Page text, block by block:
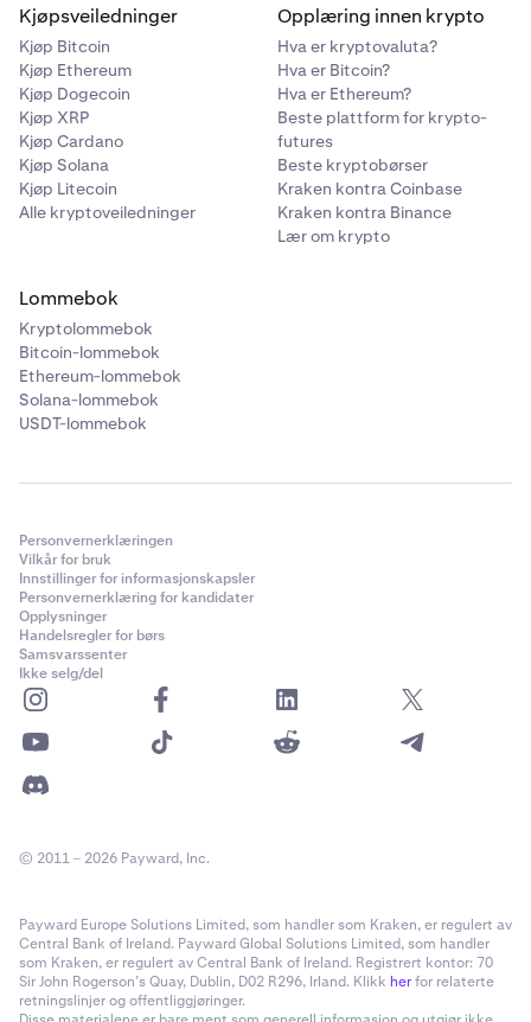
Kjøpsveiledninger
Kjøp Bitcoin
Kjøp Ethereum
Kjøp Dogecoin
Kjøp XRP
Kjøp Cardano
Kjøp Solana
Kjøp Litecoin
Alle kryptoveiledninger
Opplæring innen krypto
Hva er kryptovaluta?
Hva er Bitcoin?
Hva er Ethereum?
Beste plattform for krypto-
futures
Beste kryptobørser
Kraken kontra Coinbase
Kraken kontra Binance
Lær om krypto
Lommebok
Kryptolommebok
Bitcoin-lommebok
Ethereum-lommebok
Solana-lommebok
USDT-lommebok
Personvernerklæringen
Vilkår for bruk
Innstillinger for informasjonskapsler
Personvernerklæring for kandidater
Opplysninger
Handelsregler for børs
Samsvarssenter
Ikke selg/del
© 2011 – 2026 Payward, Inc.
Payward Europe Solutions Limited, som handler som Kraken, er regulert av
Central Bank of Ireland. Payward Global Solutions Limited, som handler
som Kraken, er regulert av Central Bank of Ireland. Registrert kontor: 70
Sir John Rogerson’s Quay, Dublin, D02 R296, Irland. Klikk herfor relaterte
retningslinjer og offentliggjøringer.